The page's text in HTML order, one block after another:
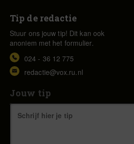
Tip de redactie
Stuur ons jouw tip! Dit kan ook
anoniem met het formulier.
024 - 36 12 775
redactie@vox.ru.nl
Jouw tip